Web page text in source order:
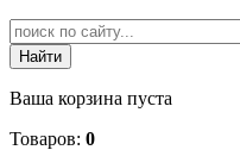
Ваша корзина пуста
Товаров: 0